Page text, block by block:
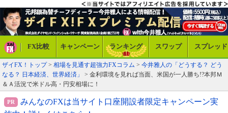
FX比較 キャンペーン ランキング スワップ スプレッド
ザイFX！トップ> 相場を見通す超強力FXコラム > 今井雅人の「どうする？ どう
なる？ 日本経済、世界経済」
> 金利環境を見れば当面、米国が一人勝ち!?本邦Ｍ
＆Ａ活況で米ドル高・円安相場に！
みんなのFXは当サイト口座開設者限定キャンペーン実